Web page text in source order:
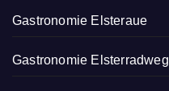
Gastronomie Elsteraue
Gastronomie Elsterradweg